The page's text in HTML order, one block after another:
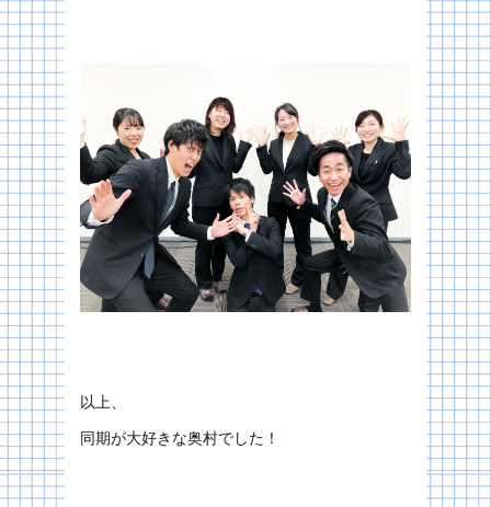
以上、
同期が大好きな奥村でした！